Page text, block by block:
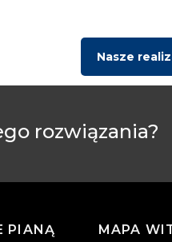
Nasze
rozwiązania?
PIANĄ
MAPA